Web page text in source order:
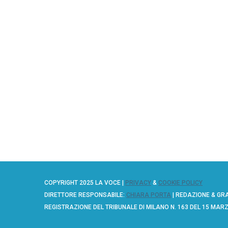
COPYRIGHT 2025 LA VOCE | PRIVACY & COOKIE POLICY
DIRETTORE RESPONSABILE: CHIARA PORTA | REDAZIONE &
REGISTRAZIONE DEL TRIBUNALE DI MILANO N. 163 DEL 15